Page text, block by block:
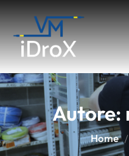
Autore:
Home